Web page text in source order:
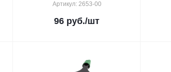
Артикул: 2653-00
96 руб./шт